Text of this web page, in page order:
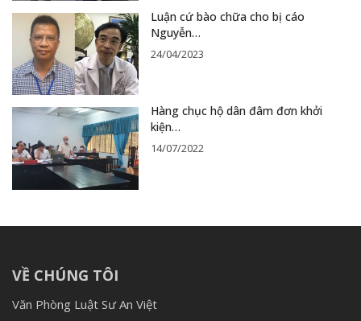
Luận cứ bào chữa cho bị cáo
Nguyễn…
24/04/2023
Hàng chục hộ dân đâm đơn khởi
kiện…
14/07/2022
VỀ CHÚNG TÔI
Văn Phòng Luật Sư An Việt